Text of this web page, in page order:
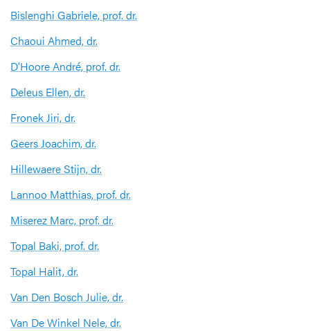
Bislenghi Gabriele, prof. dr.
Chaoui Ahmed, dr.
D'Hoore André, prof. dr.
Deleus Ellen, dr.
Fronek Jiri, dr.
Geers Joachim, dr.
Hillewaere Stijn, dr.
Lannoo Matthias, prof. dr.
Miserez Marc, prof. dr.
Topal Baki, prof. dr.
Topal Halit, dr.
Van Den Bosch Julie, dr.
Van De Winkel Nele, dr.